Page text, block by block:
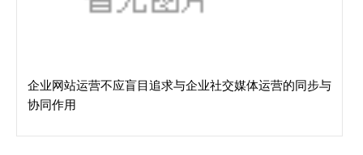
企业网站运营不应盲目追求与企业社交媒体运营的同步与
协同作用